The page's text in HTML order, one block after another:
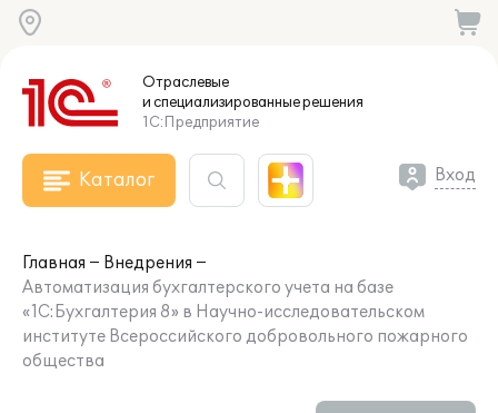
Отраслевые
и специализированныерешения
1С:Предприятие
Каталог Вход
Главная
Внедрения
Автоматизация бухгалтерского учета на базе
«1С:Бухгалтерия 8» в Научно-исследовательском
институте Всероссийского добровольного пожарного
общества